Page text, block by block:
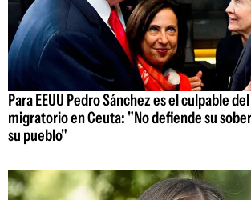
Para EEUU Pedro Sánchez es el culpable
migratorio en Ceuta: "No defiende su
su pueblo"